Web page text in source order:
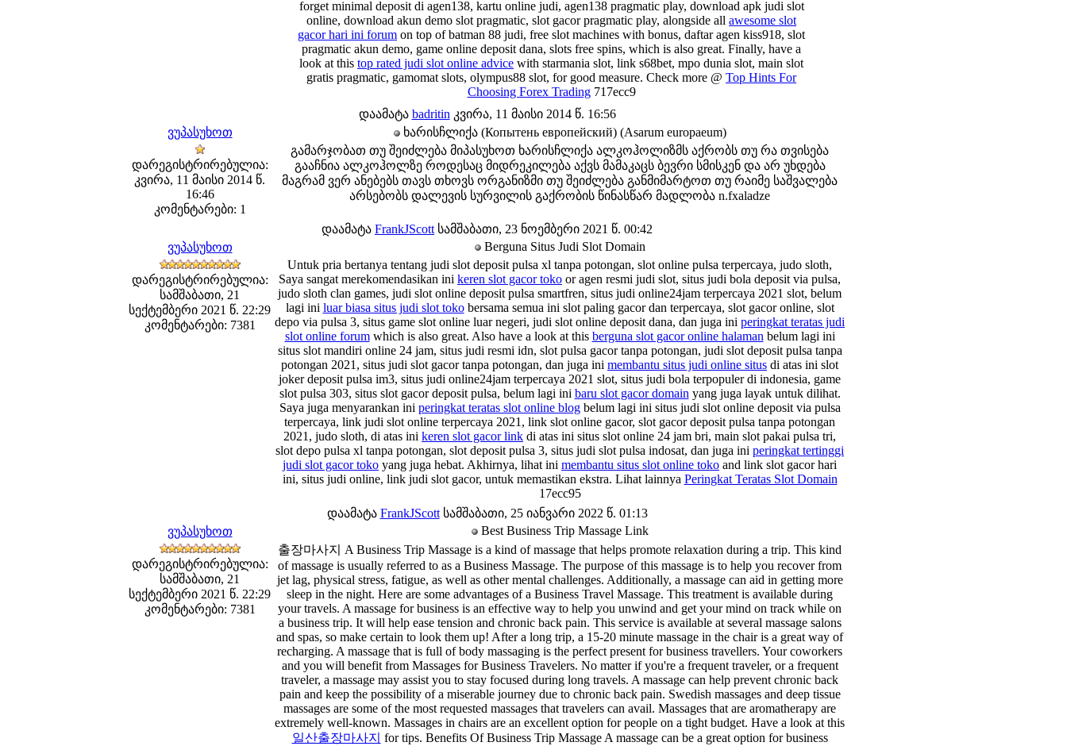
forget minimal deposit di agen138, kartu online judi, agen138 pragmatic play, download apk judi slot
online, download akun demo slot pragmatic, slot gacor pragmatic play, alongside all awesome slot
gacor hari ini forum on top of batman 88 judi, free slot machines with bonus, daftar agen kiss918, slot
pragmatic akun demo, game online deposit dana, slots free spins, which is also great. Finally, have a
look at this top rated judi slot online advice with starmania slot, link s68bet, mpo dunia slot, main slot
gratis pragmatic, gamomat slots, olympus88 slot, for good measure. Check more @ Top Hints For
Choosing Forex Trading717ecc9
დაამატა badritin კვირა, 11 მაისი 2014 წ. 16:56
ვუპასუხოთ
ხარისჩლიქა (Копытень европейский) (Asarum europaeum)
დარეგისტრირებულია:
კვირა, 11 მაისი 2014 წ.
16:46
კომენტარები: 1
გამარჯობათ თუ შეიძლება მიპასუხოთ ხარისჩლიქა ალკოჰოლიზმს აქრობს თუ რა თვისება
გააჩნია ალკოჰოლზე როდესაც მიდრეკილება აქვს მამაკაცს ბევრი სმისკენ და არ უხდება
მაგრამ ვერ ანებებს თავს თხოვს ორგანიზმი თუ შეიძლება განმიმარტოთ თუ რაიმე საშვალება
არსებობს დალევის სურვილის გაქრობის წინასწარ მადლობა n.fxaladze
დაამატა FrankJScott სამშაბათი, 23 ნოემბერი 2021 წ. 00:42
ვუპასუხოთ
Berguna Situs Judi Slot Domain
დარეგისტრირებულია:
სამშაბათი, 21
სექტემბერი 2021 წ. 22:29
კომენტარები: 7381
Untuk pria bertanya tentang judi slot deposit pulsa xl tanpa potongan, slot online pulsa terpercaya, judo sloth,
Saya sangat merekomendasikan ini keren slot gacor toko or agen resmi judi slot, situs judi bola deposit via pulsa,
judo sloth clan games, judi slot online deposit pulsa smartfren, situs judi online24jam terpercaya 2021 slot, belum
lagi ini luar biasa situs judi slot tokobersama semua ini slot paling gacor dan terpercaya, slot gacor online, slot
depo via pulsa 3, situs game slot online luar negeri, judi slot online deposit dana, dan juga ini peringkat teratas judi
slot online forumwhich is also great. Also have a look at this berguna slot gacor online halaman belum lagi ini
situs slot mandiri online 24 jam, situs judi resmi idn, slot pulsa gacor tanpa potongan, judi slot deposit pulsa tanpa
potongan 2021, situs judi slot gacor tanpa potongan, dan juga ini membantu situs judi online situs di atas ini slot
joker deposit pulsa im3, situs judi online24jam terpercaya 2021 slot, situs judi bola terpopuler di indonesia, game
slot pulsa 303, situs slot gacor deposit pulsa, belum lagi ini baru slot gacor domain yang juga layak untuk dilihat.
Saya juga menyarankan ini peringkat teratas slot online blogbelum lagi ini situs judi slot online deposit via pulsa
terpercaya, link judi slot online terpercaya 2021, link slot online gacor, slot gacor deposit pulsa tanpa potongan
2021, judo sloth, di atas ini keren slot gacor link di atas ini situs slot online 24 jam bri, main slot pakai pulsa tri,
slot depo pulsa xl tanpa potongan, slot deposit pulsa 3, situs judi slot pulsa indosat, dan juga ini peringkat tertinggi
judi slot gacor toko yang juga hebat. Akhirnya, lihat ini membantu situs slot online toko and link slot gacor hari
ini, situs judi online, link judi slot gacor, untuk memastikan ekstra. Lihat lainnya Peringkat Teratas Slot Domain
17ecc95
დაამატა FrankJScottსამშაბათი, 25 იანვარი 2022 წ. 01:13
ვუპასუხოთ
Best Business Trip Massage Link
დარეგისტრირებულია:
სამშაბათი, 21
სექტემბერი 2021 წ. 22:29
კომენტარები: 7381
출장마사지 A Business Trip Massage is a kind of massage that helps promote relaxation during a trip. This kind
of massage is usually referred to as a Business Massage. The purpose of this massage is to help you recover from
jet lag, physical stress, fatigue, as well as other mental challenges. Additionally, a massage can aid in getting more
sleep in the night. Here are some advantages of a Business Travel Massage. This treatment is available during
your travels. A massage for business is an effective way to help you unwind and get your mind on track while on
a business trip. It will help ease tension and chronic back pain. This service is available at several massage salons
and spas, so make certain to look them up! After a long trip, a 15-20 minute massage in the chair is a great way of
recharging. A massage that is full of body massaging is the perfect present for business travellers. Your coworkers
and you will benefit from Massages for Business Travelers. No matter if you're a frequent traveler, or a frequent
traveler, a massage may assist you to stay focused during long travels. A massage can help prevent chronic back
pain and keep the possibility of a miserable journey due to chronic back pain. Swedish massages and deep tissue
massages are some of the most requested massages that travelers can avail. Massages that are aromatherapy are
extremely well-known. Massages in chairs are an excellent option for people on a tight budget. Have a look at this
일산출장마사지 for tips. Benefits Of Business Trip Massage A massage can be a great option for business